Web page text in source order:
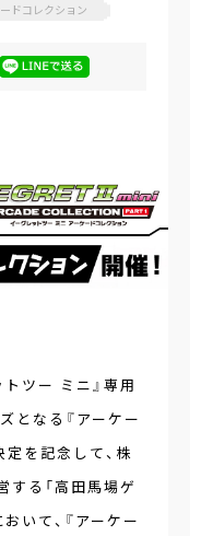
ドコレクション
ツー ミニ』専用
となる『アーケー
定を記念して、株
する「高田馬場ゲ
いて、『アーケー